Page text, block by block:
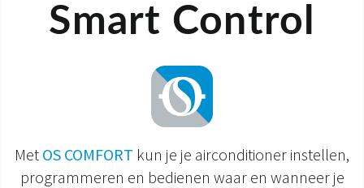
Smart Control
Met OS COMFORT kun je je airconditioner instellen,
programmeren en bedienen waar en wanneer je